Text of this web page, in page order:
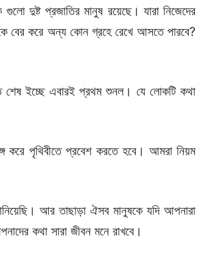
দুষ্ট প্রজাতির মানুষ রয়েছে। যারা নিজেদের
বের করে অন্য কোন গ্রহে রেখে আসতে পারবে?
ইচ্ছে এবারই প্রথম শুনল। যে লোকটি কথা
করে পৃথিবীতে প্রবেশ করতে হবে। আমরা নিয়ম
আর তাছাড়া ঐসব মানুষকে যদি আপনারা
কথা সারা জীবন মনে রাখবে।